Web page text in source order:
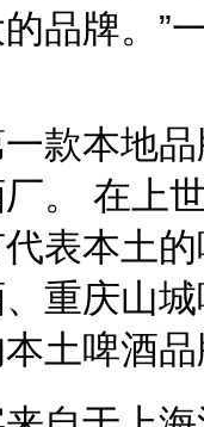
品牌。”
款本地
。 在上
表本土
、重庆山
土啤酒